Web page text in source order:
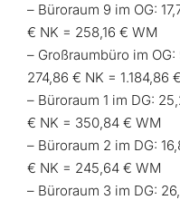
– Büroraum 9 im OG:
€ NK = 258,16 € WM
– Großraumbüro im
274,86 € NK = 1.184,86
– Büroraum 1 im DG:
€ NK = 350,84 € WM
– Büroraum 2 im DG:
€ NK = 245,64 € WM
– Büroraum 3 im DG: